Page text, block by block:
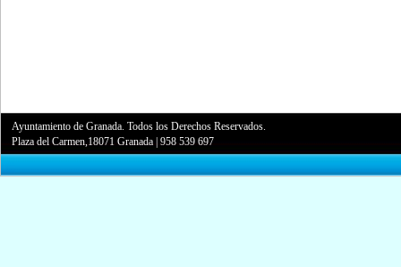
Ayuntamiento de Granada. Todos los Derechos Reservados.
Plaza del Carmen,18071 Granada |958 539 697